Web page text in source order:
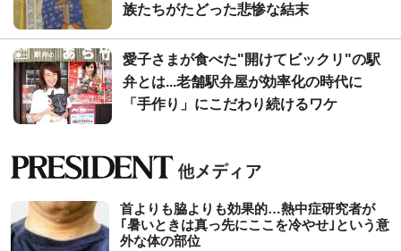
族たちがたどった悲惨な結末
愛子さまが食べた"開けてビックリ"の駅
弁とは...老舗駅弁屋が効率化の時代に
「手作り」にこだわり続けるワケ
首よりも脇よりも効果的…熱中症研究者が
｢暑いときは真っ先にここを冷やせ｣という意
外な体の部位